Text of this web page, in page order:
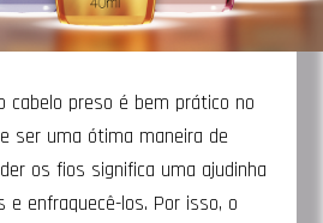
preso é bem prático no
ser uma ótima maneira de
os fios significa uma ajudinha
e enfraquecê-los. Por isso, o